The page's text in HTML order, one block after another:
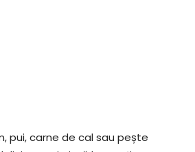
pui, carne de cal sau pește